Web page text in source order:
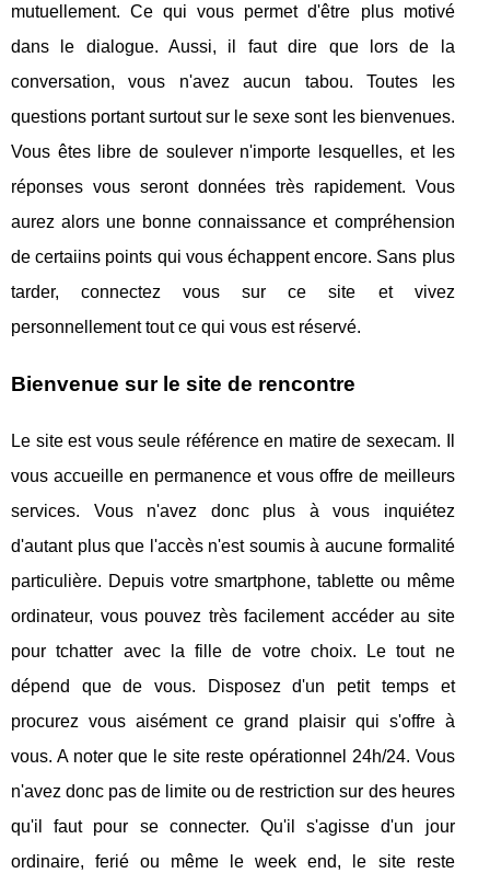
mutuellement. Ce qui vous permet d'être plus motivé
dans le dialogue. Aussi, il faut dire que lors de la
conversation, vous n'avez aucun tabou. Toutes les
questions portant surtout sur le sexe sont les bienvenues.
Vous êtes libre de soulever n'importe lesquelles, et les
réponses vous seront données très rapidement. Vous
aurez alors une bonne connaissance et compréhension
de certaiins points qui vous échappent encore. Sans plus
tarder, connectez vous sur ce site et vivez
personnellement tout ce qui vous est réservé.
Bienvenue sur le site de rencontre
Le site est vous seule référence en matire de sexecam. Il
vous accueille en permanence et vous offre de meilleurs
services. Vous n'avez donc plus à vous inquiétez
d'autant plus que l'accès n'est soumis à aucune formalité
particulière. Depuis votre smartphone, tablette ou même
ordinateur, vous pouvez très facilement accéder au site
pour tchatter avec la fille de votre choix. Le tout ne
dépend que de vous. Disposez d'un petit temps et
procurez vous aisément ce grand plaisir qui s'offre à
vous. A noter que le site reste opérationnel 24h/24. Vous
n'avez donc pas de limite ou de restriction sur des heures
qu'il faut pour se connecter. Qu'il s'agisse d'un jour
ordinaire, ferié ou même le week end, le site reste